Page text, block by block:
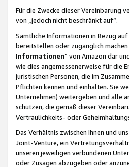
Für die Zwecke dieser Vereinbarung
von „jedoch nicht beschränkt auf“.
Sämtliche Informationen in Bezug
bereitstellen oder zugänglich
Informationen“ von Amazon dar
wie dies angemessenerweise für die
juristischen Personen, die im
Pflichten kennen und einhalten. Sie
Unternehmen) weitergeben und alle
schützen, die gemäß dieser
Vertraulichkeits- oder
Das Verhältnis zwischen Ihnen und
Joint-Venture, ein
unseren jeweiligen verbundenen
oder Zusagen abzugeben oder